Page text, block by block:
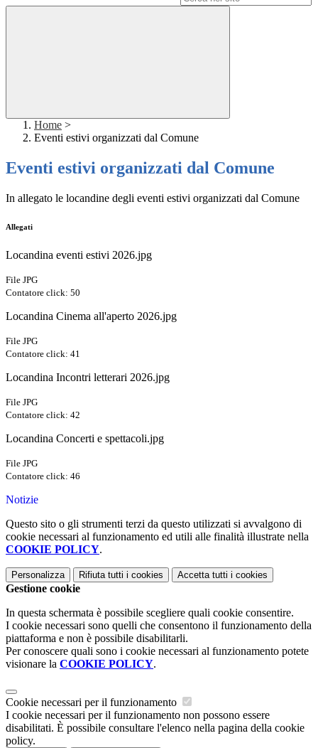
Home >
Eventi estivi organizzati dal Comune
Eventi estivi organizzati dal Comune
In allegato le locandine degli eventi estivi organizzati dal Comune
Allegati
Locandina eventi estivi 2026.jpg
File JPG
Contatore click: 50
Locandina Cinema all'aperto 2026.jpg
File JPG
Contatore click: 41
Locandina Incontri letterari 2026.jpg
File JPG
Contatore click: 42
Locandina Concerti e spettacoli.jpg
File JPG
Contatore click: 46
Notizie
Questo sito o gli strumenti terzi da questo utilizzati si avvalgono di
cookie necessari al funzionamento ed utili alle finalità illustrate nella
COOKIE POLICY.
Personalizza Rifiuta tutti i cookies Accetta tutti i cookies
Gestione cookie
In questa schermata è possibile scegliere quali cookie consentire.
I cookie necessari sono quelli che consentono il funzionamento della
piattaforma e non è possibile disabilitarli.
Per conoscere quali sono i cookie necessari al funzionamento potete
visionare la COOKIE POLICY.
Cookie necessari per il funzionamento
I cookie necessari per il funzionamento non possono essere
disabilitati. È possibile consultare l'elenco nella pagina della cookie
policy.